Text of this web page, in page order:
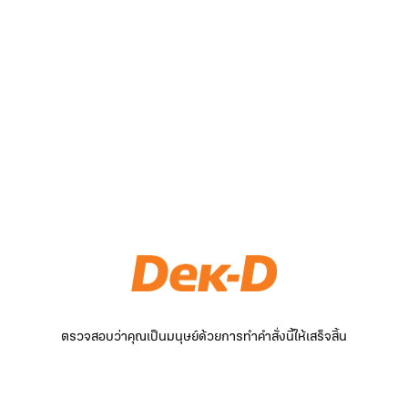
ตรวจสอบว่าคุณเป็นมนุษย์ด้วยการทำคำสั่งนี้ให้เสร็จสิ้น